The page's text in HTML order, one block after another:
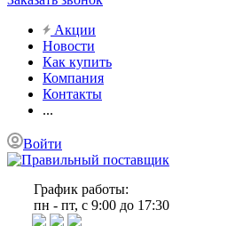
Акции
Новости
Как купить
Компания
Контакты
...
Войти
График работы:
пн - пт, с 9:00 до 17:30